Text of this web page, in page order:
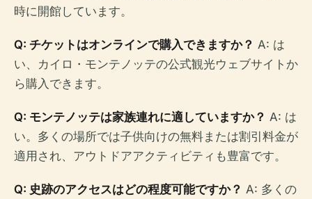
時に開館しています。
Q: チケットはオンラインで購入できますか？ A: は
い、カイロ・モンテノッテの公式観光ウェブサイトか
ら購入できます。
Q: モンテノッテは家族連れに適していますか？ A: は
い。多くの場所では子供向けの無料または割引料金が
適用され、アウトドアアクティビティも豊富です。
Q: 史跡のアクセスはどの程度可能ですか？ A: 多くの